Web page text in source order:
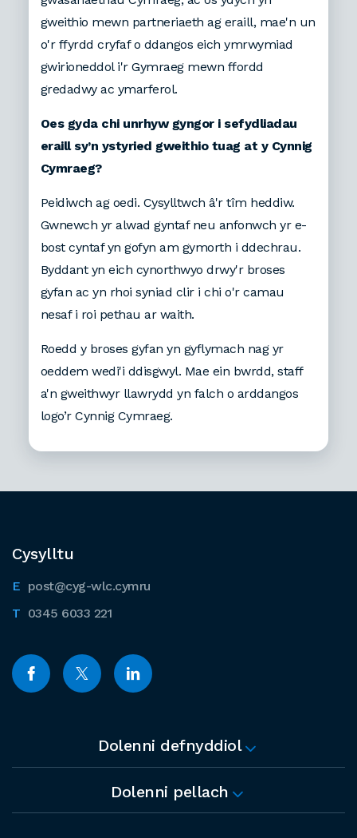
gweithio mewn partneriaeth ag eraill, mae'n un
o'r ffyrdd cryfaf o ddangos eich ymrwymiad
gwirioneddol i'r Gymraeg mewn ffordd
gredadwy ac ymarferol.
Oes gyda chi unrhyw gyngor i sefydliadau
eraill sy’n ystyried gweithio tuag at y Cynnig
Cymraeg?
Peidiwch ag oedi. Cysylltwch â'r tîm heddiw.
Gwnewch yr alwad gyntaf neu anfonwch yr e-
bost cyntaf yn gofyn am gymorth i ddechrau.
Byddant yn eich cynorthwyo drwy'r broses
gyfan ac yn rhoi syniad clir i chi o'r camau
nesaf i roi pethau ar waith.
Roedd y broses gyfan yn gyflymach nag yr
oeddem wedi'i ddisgwyl. Mae ein bwrdd, staff
a'n gweithwyr llawrydd yn falch o arddangos
logo’r Cynnig Cymraeg.
Cysylltu
post@cyg-wlc.cymru
0345 6033 221
Dolenni defnyddiol
Dolenni pellach